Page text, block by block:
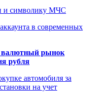
и символику МЧС
в современных
валютный рынок
рубля
автомобиля за
на учет